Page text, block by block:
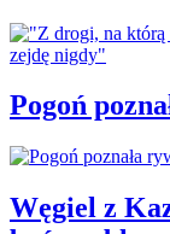
Pogoń
Węgiel z